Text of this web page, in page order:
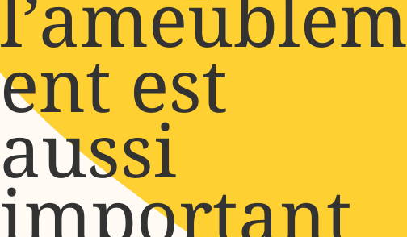
ent est
aussi
important